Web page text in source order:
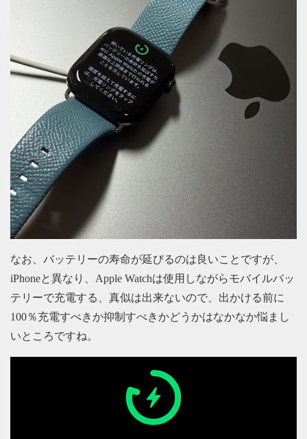
なお、バッテリーの寿命が延びるのは良いことですが、
iPhoneと異なり、Apple Watchは使用しながらモバイルバッ
テリーで充電する、真似は出来ないので、出かける前に
100％充電すべきか抑制すべきかどうかはなかなか悩まし
いところですね。